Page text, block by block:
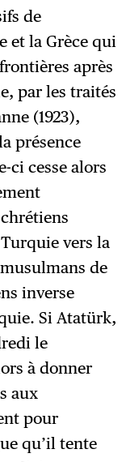
de
et la Grèce qui
après
par les traités
(1923),
présence
ci cesse alors
vers la
de
inverse
Si Atatürk,
le
à donner
aux
pour
qu’il tente